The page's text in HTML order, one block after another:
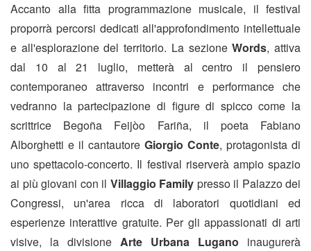
Accanto alla fitta programmazione musicale, il festival
proporrà percorsi dedicati all'approfondimento intellettuale
e all'esplorazione del territorio. La sezioneWords, attiva
dal 10 al 21 luglio, metterà al centro il pensiero
contemporaneo attraverso incontri e performance che
vedranno la partecipazione di figure di spicco come la
scrittrice Begoña Feijòo Fariña, il poeta Fabiano
Alborghetti e il cantautore Giorgio Conte, protagonista di
uno spettacolo-concerto. Il festival riserverà ampio spazio
ai più giovani con il Villaggio Family presso il Palazzo dei
Congressi, un'area ricca di laboratori quotidiani ed
esperienze interattive gratuite. Per gli appassionati di arti
visive, la divisione Arte Urbana Lugano inaugurerà